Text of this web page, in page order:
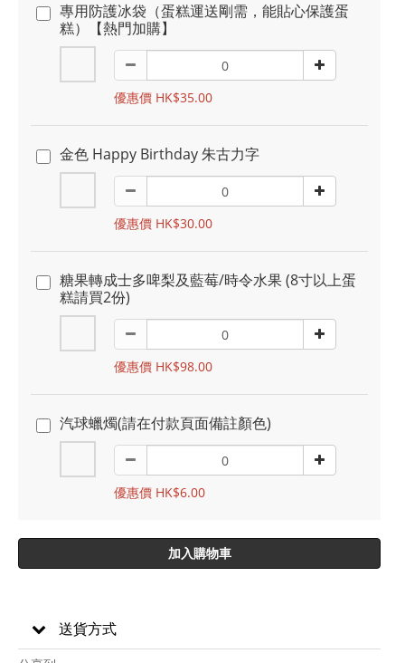
專用防護冰袋（蛋糕運送剛需，能貼心保護蛋
糕）【熱門加購】
優惠價 HK$35.00
金色 Happy Birthday 朱古力字
優惠價 HK$30.00
糖果轉成士多啤梨及藍莓/時令水果 (8寸以上蛋
糕請買2份)
優惠價 HK$98.00
汽球蠟燭(請在付款頁面備註顏色)
優惠價 HK$6.00
加入購物車
送貨方式